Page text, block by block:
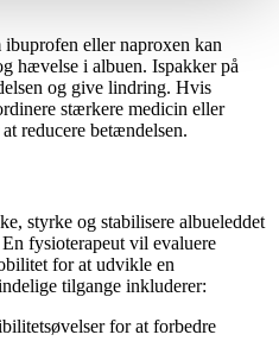
eller naproxen kan
hævelse i albuen. Ispakker på
og give lindring. Hvis
stærkere medicin eller
reducere betændelsen.
styrke og stabilisere albueleddet
fysioterapeut vil evaluere
for at udvikle en
tilgange inkluderer:
for at forbedre